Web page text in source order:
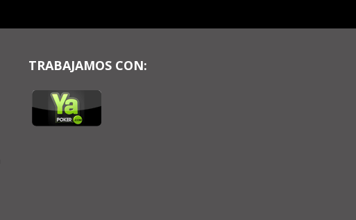
TRABAJAMOS CON: